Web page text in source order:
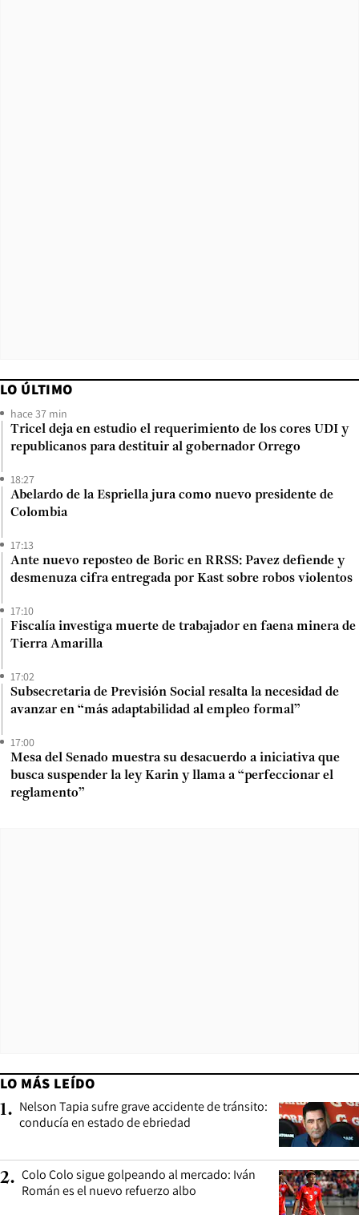
LO ÚLTIMO
hace 37 min
Tricel deja en estudio el requerimiento de los cores UDI y
republicanos para destituir al gobernador Orrego
18:27
Abelardo de la Espriella jura como nuevo presidente de
Colombia
17:13
Ante nuevo reposteo de Boric en RRSS: Pavez defiende y
desmenuza cifra entregada por Kast sobre robos violentos
17:10
Fiscalía investiga muerte de trabajador en faena minera de
Tierra Amarilla
17:02
Subsecretaria de Previsión Social resalta la necesidad de
avanzar en “más adaptabilidad al empleo formal”
17:00
Mesa del Senado muestra su desacuerdo a iniciativa que
busca suspender la ley Karin y llama a “perfeccionar el
reglamento”
LO MÁS LEÍDO
1. Nelson Tapia sufre grave accidente de tránsito:
conducía en estado de ebriedad
2. Colo Colo sigue golpeando al mercado: Iván
Román es el nuevo refuerzo albo